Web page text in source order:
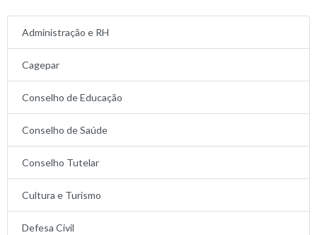
Administração e RH
Cagepar
Conselho de Educação
Conselho de Saúde
Conselho Tutelar
Cultura e Turismo
Defesa Civil